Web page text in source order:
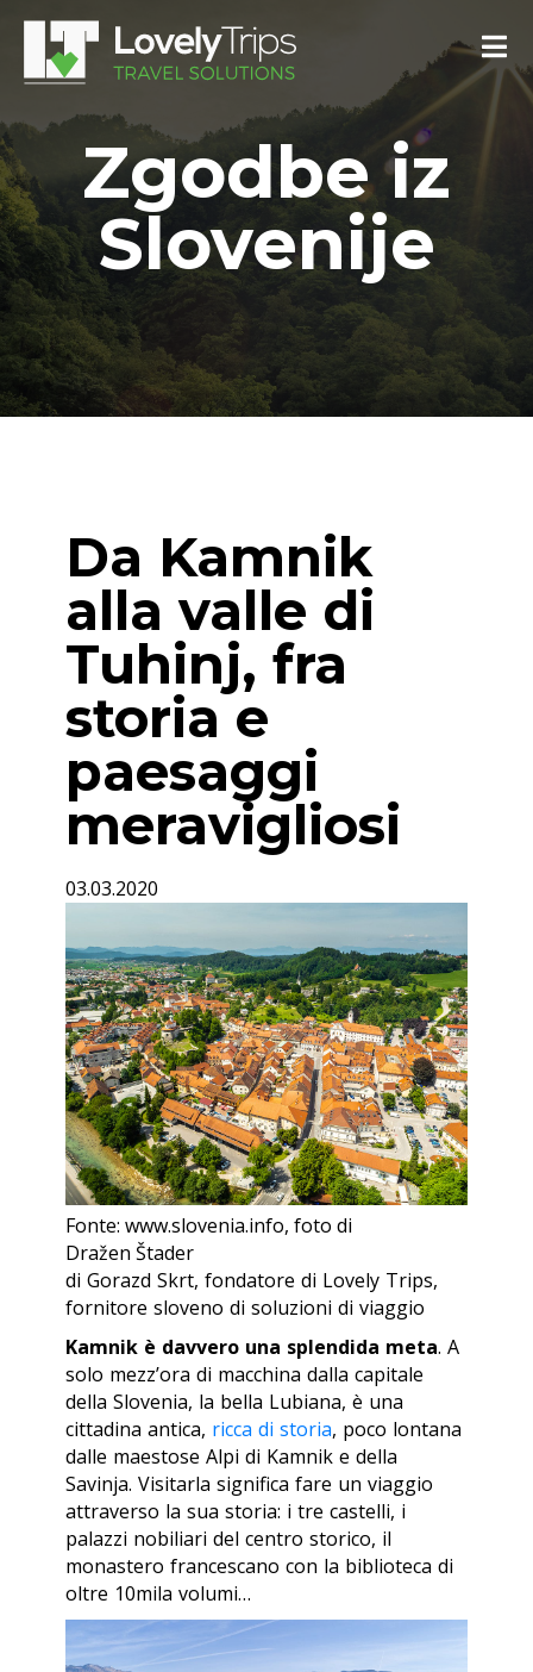
Zgodbe iz
Slovenije
Da Kamnik
alla valle di
Tuhinj, fra
storia e
paesaggi
meravigliosi
03.03.2020
Fonte: www.slovenia.info, foto di
Dražen Štader
di Gorazd Skrt, fondatore di Lovely Trips,
fornitore sloveno di soluzioni di viaggio
Kamnik è davvero una splendida meta. A
solo mezz’ora di macchina dalla capitale
della Slovenia, la bella Lubiana, è una
cittadina antica, ricca di storia, poco lontana
dalle maestose Alpi di Kamnik e della
Savinja. Visitarla significa fare un viaggio
attraverso la sua storia: i tre castelli, i
palazzi nobiliari del centro storico, il
monastero francescano con la biblioteca di
oltre 10mila volumi…